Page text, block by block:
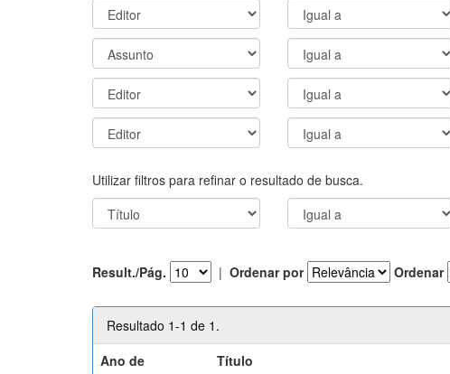
Utilizar filtros para refinar o resultado de busca.
Result./Pág. | Ordenar por Ordenar
Resultado 1-1 de 1.
Ano de
Título